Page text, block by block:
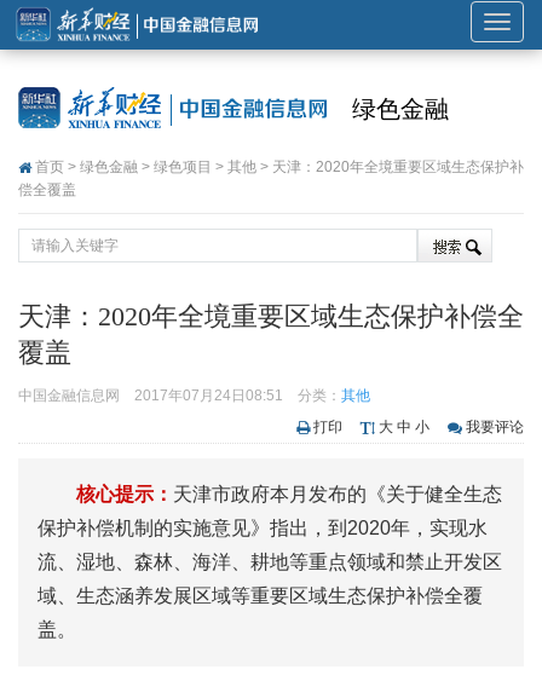
展
开
导
绿色金融
首页 > 绿色金融 > 绿色项目 > 其他 > 天津：2020年全境重要区域生态保护补
偿全覆盖
天津：2020年全境重要区域生态保护补偿全
覆盖
中国金融信息网 2017年07月24日08:51 分类： 其他
打印
大 中 小 我要评论
核心提示： 天津市政府本月发布的《关于健全生态
保护补偿机制的实施意见》指出，到2020年，实现水
流、湿地、森林、海洋、耕地等重点领域和禁止开发区
域、生态涵养发展区域等重要区域生态保护补偿全覆
盖。